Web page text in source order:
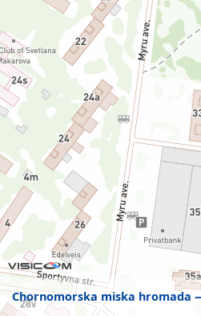
Chornomorska miska hromada